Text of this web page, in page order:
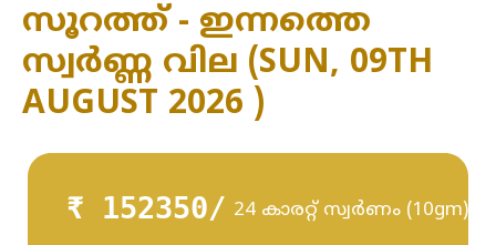
സൂറത്ത് - ഇന്നത്തെ
സ്വർണ്ണ വില (SUN, 09TH
AUGUST 2026 )
₹ 152350/ 24 കാരറ്റ് സ്വർണം (10gm)